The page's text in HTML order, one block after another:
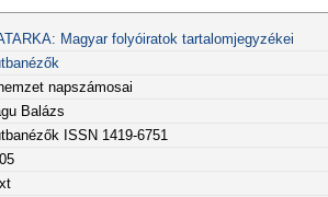
Magyar folyóiratok tartalomjegyzékei
napszámosai
Balázs
ISSN 1419-6751